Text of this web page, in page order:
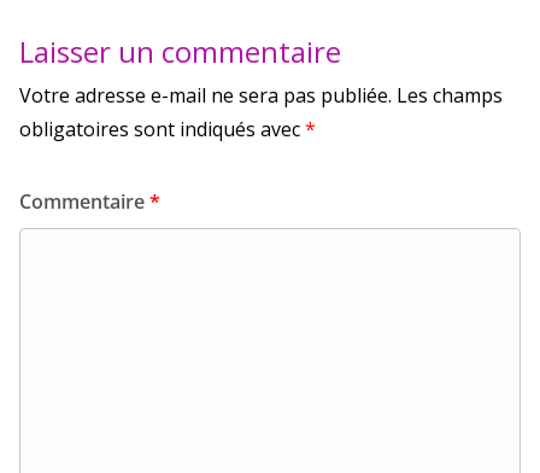
Laisser un commentaire
Votre adresse e-mail ne sera pas publiée. Les champs
obligatoires sont indiqués avec*
Commentaire*